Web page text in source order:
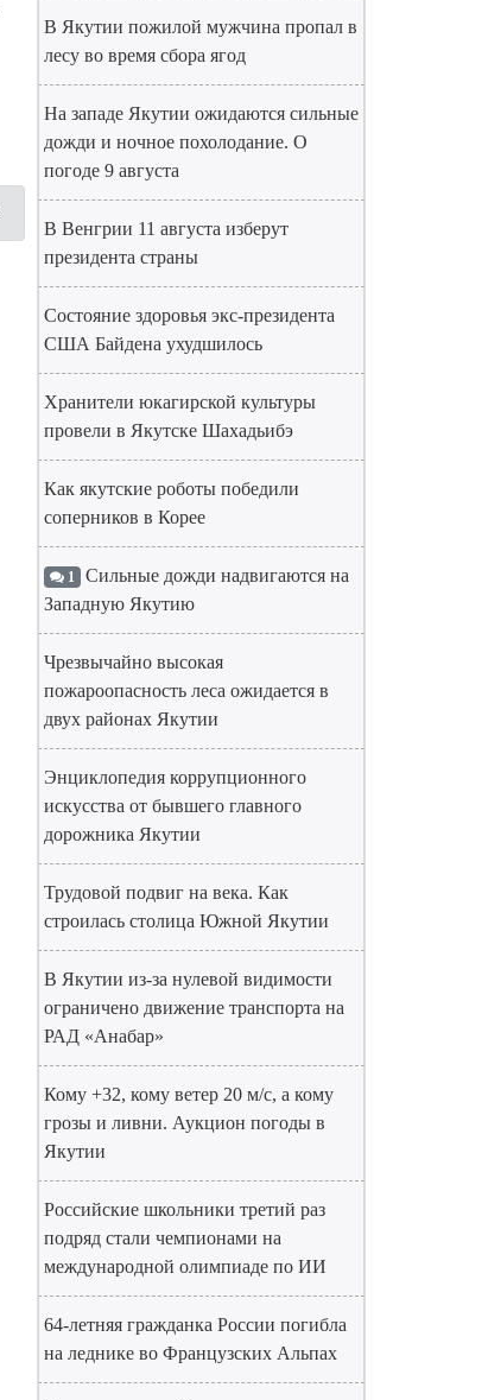
В Якутии пожилой мужчина пропал в
лесу во время сбора ягод
На западе Якутии ожидаются сильные
дожди и ночное похолодание. О
погоде 9 августа
В Венгрии 11 августа изберут
президента страны
Состояние здоровья экс-президента
США Байдена ухудшилось
Хранители юкагирской культуры
провели в Якутске Шахадьибэ
Как якутские роботы победили
соперников в Корее
1 Сильные дожди надвигаются на
Западную Якутию
Чрезвычайно высокая
пожароопасность леса ожидается в
двух районах Якутии
Энциклопедия коррупционного
искусства от бывшего главного
дорожника Якутии
Трудовой подвиг на века. Как
строилась столица Южной Якутии
В Якутии из-за нулевой видимости
ограничено движение транспорта на
РАД «Анабар»
Кому +32, кому ветер 20 м/с, а кому
грозы и ливни. Аукцион погоды в
Якутии
Российские школьники третий раз
подряд стали чемпионами на
международной олимпиаде по ИИ
64-летняя гражданка России погибла
на леднике во Французских Альпах